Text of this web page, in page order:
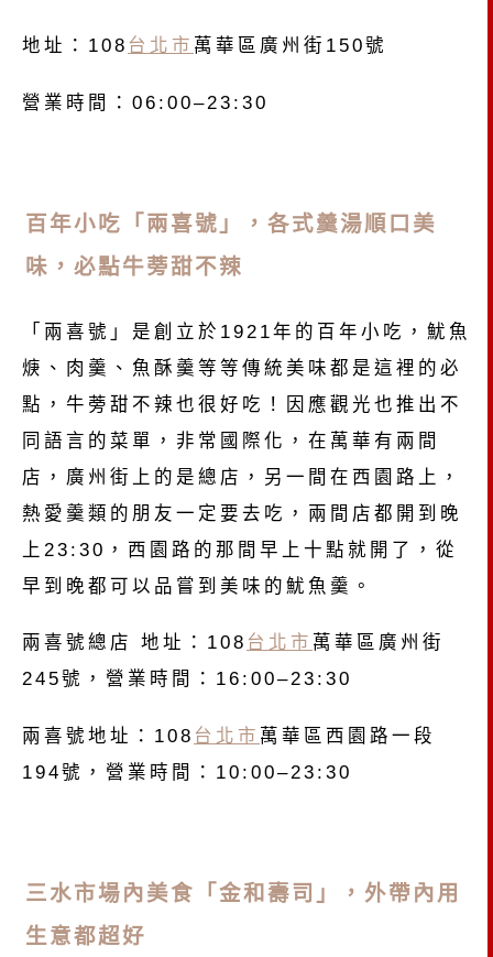
地址：108 台北市 萬華區廣州街150號
營業時間：06:00–23:30
百年小吃「兩喜號」，各式羹湯順口美
味，必點牛蒡甜不辣
「兩喜號」是創立於1921年的百年小吃，魷魚
焿、肉羹、魚酥羹等等傳統美味都是這裡的必
點，牛蒡甜不辣也很好吃！因應觀光也推出不
同語言的菜單，非常國際化，在萬華有兩間
店，廣州街上的是總店，另一間在西園路上，
熱愛羹類的朋友一定要去吃，兩間店都開到晚
上23:30，西園路的那間早上十點就開了，從
早到晚都可以品嘗到美味的魷魚羹。
兩喜號總店 地址：108 台北市 萬華區廣州街
245號，營業時間：16:00–23:30
兩喜號地址：108 台北市 萬華區西園路一段
194號，營業時間：10:00–23:30
三水市場內美食「金和壽司」，外帶內用
生意都超好